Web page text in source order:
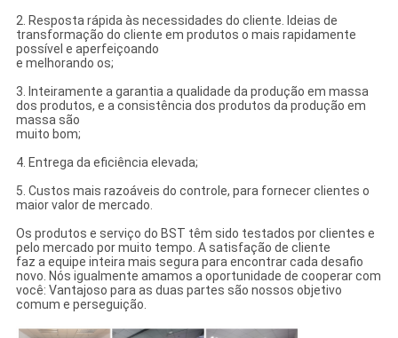
2. Resposta rápida às necessidades do cliente. Ideias de
transformação do cliente em produtos o mais rapidamente
possível e aperfeiçoando
e melhorando os;
3. Inteiramente a garantia a qualidade da produção em massa
dos produtos, e a consistência dos produtos da produção em
massa são
muito bom;
4. Entrega da eficiência elevada;
5. Custos mais razoáveis do controle, para fornecer clientes o
maior valor de mercado.
Os produtos e serviço do BST têm sido testados por clientes e
pelo mercado por muito tempo. A satisfação de cliente
faz a equipe inteira mais segura para encontrar cada desafio
novo. Nós igualmente amamos a oportunidade de cooperar com
você: Vantajoso para as duas partes são nossos objetivo
comum e perseguição.